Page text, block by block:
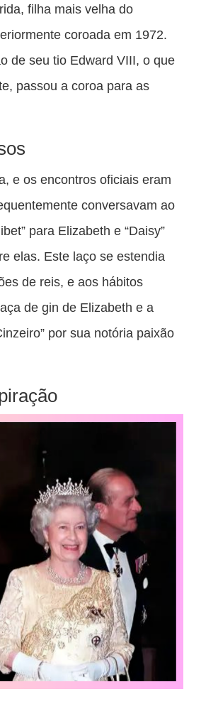
filha mais velha do
coroada em 1972.
de seu tio Edward VIII, o que
passou a coroa para as
e os encontros oficiais eram
conversavam ao
para Elizabeth e “Daisy”
elas. Este laço se estendia
de reis, e aos hábitos
de gin de Elizabeth e a
por sua notória paixão